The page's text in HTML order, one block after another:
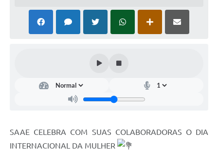
Área Restrita / Funcionários
SAAE CELEBRA COM SUAS COLABORADORAS O DIA
INTERNACIONAL DA MULHER